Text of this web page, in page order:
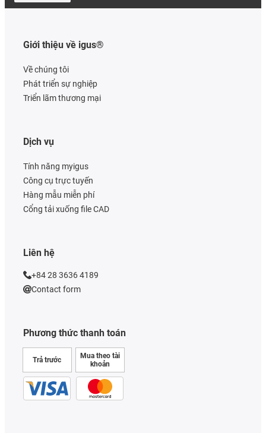
Giới thiệu về igus®
Về chúng tôi
Phát triển sự nghiệp
Triển lãm thương mại
Phương thức thanh toán
Trả trước
Mua theo tài
khoản
Dịch vụ
Tính năng myigus
Công cụ trực tuyến
Hàng mẫu miễn phí
Cổng tải xuống file CAD
Liên hệ
+84 28 3636 4189
Contact form